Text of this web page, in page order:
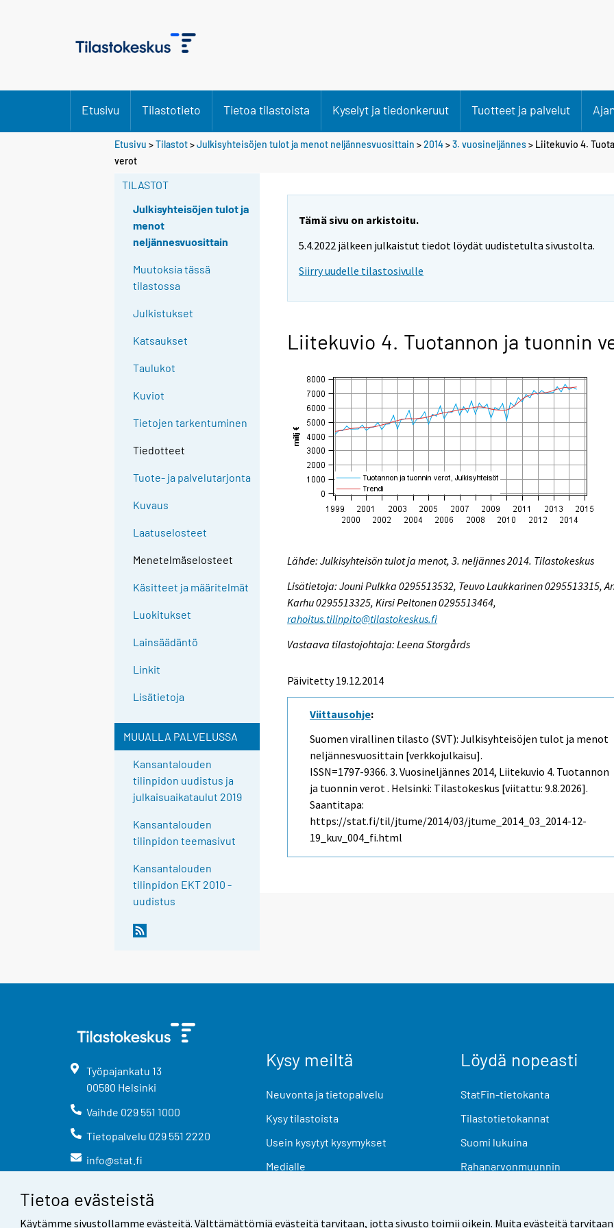
Tietoa evästeistä
Käytämme sivustollamme evästeitä. Välttämättömiä evästeitä tarvitaan, jotta sivusto toimii oikein. Muita evästeitä
Etusivu Tilastotieto Tietoa tilastoista Kyselyt ja tiedonkeruut Tuotteet ja palvelut
Etusivu >Tilastot>Julkisyhteisöjen tulot ja menot neljännesvuosittain >2014>3. vuosineljännes> Liitekuvio 4.
verot
TILASTOT
Julkisyhteisöjen tulot ja
menot
neljännesvuosittain
Muutoksia tässä
tilastossa
Julkistukset
Katsaukset
Taulukot
Kuviot
Tietojen tarkentuminen
Tiedotteet
Tuote- ja palvelutarjonta
Kuvaus
Laatuselosteet
Menetelmäselosteet
Käsitteet ja määritelmät
Luokitukset
Lainsäädäntö
Linkit
Lisätietoja
MUUALLA PALVELUSSA
Kansantalouden
tilinpidon uudistus ja
julkaisuaikataulut 2019
Kansantalouden
tilinpidon teemasivut
Kansantalouden
tilinpidon EKT 2010 -
uudistus
Tämä sivu on arkistoitu.
5.4.2022 jälkeen julkaistut tiedot löydät uudistetulta sivustolta.
Siirry uudelle tilastosivulle
Liitekuvio 4. Tuotannon ja tuonnin
Lähde: Julkisyhteisön tulot ja menot, 3. neljännes 2014. Tilastokeskus
Lisätietoja: Jouni Pulkka 0295513532, Teuvo Laukkarinen 0295513315,
Karhu 0295513325, Kirsi Peltonen 0295513464,
rahoitus.tilinpito@tilastokeskus.fi
Vastaava tilastojohtaja: Leena Storgårds
Päivitetty 19.12.2014
Viittausohje:
Suomen virallinen tilasto (SVT): Julkisyhteisöjen tulot ja menot
neljännesvuosittain [verkkojulkaisu].
ISSN=1797-9366.3. Vuosineljännes 2014, Liitekuvio 4. Tuotannon
ja tuonnin verot . Helsinki: Tilastokeskus [viitattu: 9.8.2026].
Saantitapa:
https://stat.fi/til/jtume/2014/03/jtume_2014_03_2014-12-
19_kuv_004_fi.html
Työpajankatu 13
00580 Helsinki
Vaihde 029 551 1000
Tietopalvelu 029 551 2220
info@stat.fi
Kysy meiltä
Neuvonta ja tietopalvelu
Kysy tilastoista
Usein kysytyt kysymykset
Medialle
Löydä nopeasti
StatFin-tietokanta
Tilastotietokannat
Suomi lukuina
Rahanarvonmuunnin